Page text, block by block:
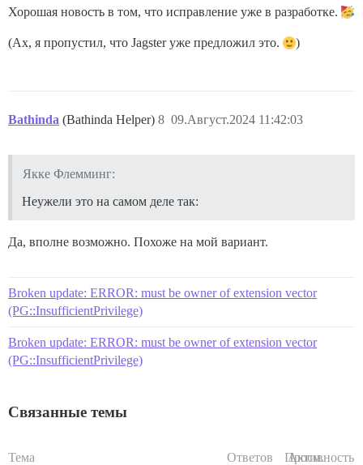
Хорошая новость в том, что исправление уже в разработке.
(Ах, я пропустил, что Jagster уже предложил это. )
Bathinda (Bathinda Helper) 09.Август.2024 11:42:03
8
Якке Флемминг:
Неужели это на самом деле так:
Да, вполне возможно. Похоже на мой вариант.
Broken update: ERROR: must be owner of extension vector
(PG::InsufficientPrivilege)
Broken update: ERROR: must be owner of extension vector
(PG::InsufficientPrivilege)
Связанные темы
Тема Ответов Просм.
Активность